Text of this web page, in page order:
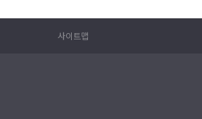
사이트맵